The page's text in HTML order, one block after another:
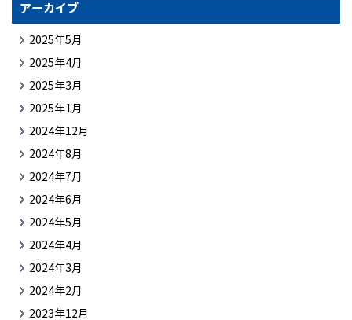
アーカイブ
2025年5月
2025年4月
2025年3月
2025年1月
2024年12月
2024年8月
2024年7月
2024年6月
2024年5月
2024年4月
2024年3月
2024年2月
2023年12月